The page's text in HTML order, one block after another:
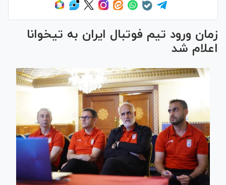
زمان ورود تیم فوتبال ایران به تیخوانا
اعلام شد